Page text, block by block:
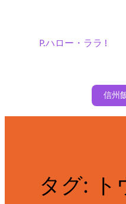
P.ハロー・ララ !
信州
タグ: